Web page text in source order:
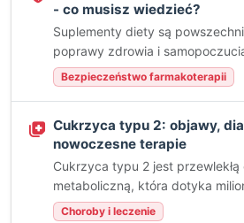
- co musisz wiedzieć?
Suplementy diety są
poprawy zdrowia i
Bezpieczeństwo farmakoterapii
Cukrzyca typu 2: objawy,
nowoczesne terapie
Cukrzyca typu 2 jest przewlekłą
metaboliczną, która dotyka
Choroby i leczenie